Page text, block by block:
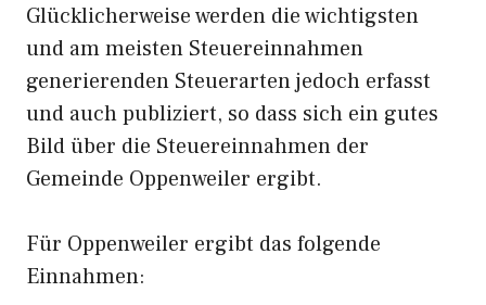
Glücklicherweise werden die wichtigsten
und am meisten Steuereinnahmen
generierenden Steuerarten jedoch erfasst
und auch publiziert, so dass sich ein gutes
Bild über die Steuereinnahmen der
Gemeinde Oppenweiler ergibt.
Für Oppenweiler ergibt das folgende
Einnahmen: